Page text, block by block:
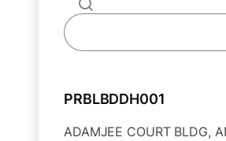
PRBLBDDH001
ADAMJEE COURT BLDG,